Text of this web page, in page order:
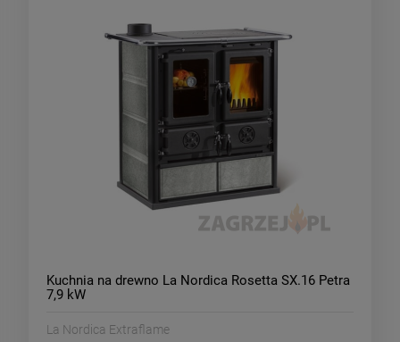
Kuchnia na drewno La Nordica Rosetta SX.16 Petra
7,9 kW
La Nordica Extraflame